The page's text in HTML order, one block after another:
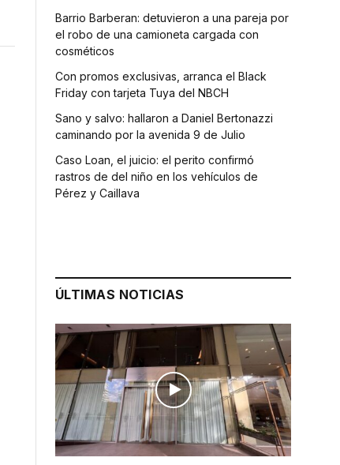
Barrio Barberan: detuvieron a una pareja por
el robo de una camioneta cargada con
cosméticos
Con promos exclusivas, arranca el Black
Friday con tarjeta Tuya del NBCH
Sano y salvo: hallaron a Daniel Bertonazzi
caminando por la avenida 9 de Julio
Caso Loan, el juicio: el perito confirmó
rastros de del niño en los vehículos de
Pérez y Caillava
ÚLTIMAS NOTICIAS